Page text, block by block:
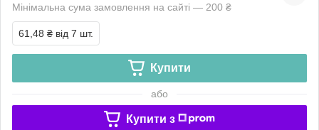
Мінімальна сума замовлення на сайті — 200 ₴
61,48 ₴ від 7 шт.
Купити
або
Купити з